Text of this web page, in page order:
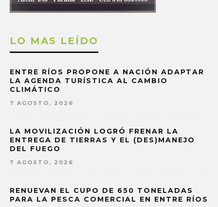
LO MAS LEÍDO
ENTRE RÍOS PROPONE A NACIÓN ADAPTAR
LA AGENDA TURÍSTICA AL CAMBIO
CLIMÁTICO
7 AGOSTO, 2026
LA MOVILIZACIÓN LOGRÓ FRENAR LA
ENTREGA DE TIERRAS Y EL (DES)MANEJO
DEL FUEGO
7 AGOSTO, 2026
RENUEVAN EL CUPO DE 650 TONELADAS
PARA LA PESCA COMERCIAL EN ENTRE RÍOS